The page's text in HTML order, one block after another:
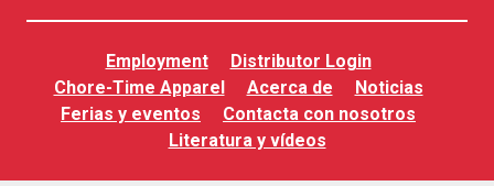
Employment
Distributor Login
Chore-Time Apparel
Acerca de
Noticias
Ferias y eventos
Contacta con nosotros
Literatura y vídeos